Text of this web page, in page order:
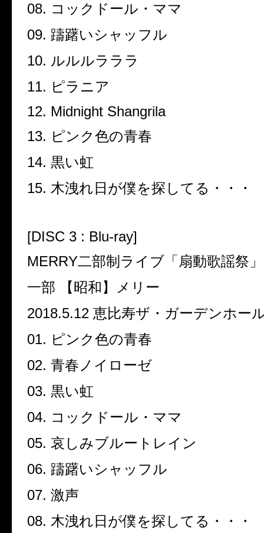
08. コックドール・ママ
09. 躊躇いシャッフル
10. ルルルラララ
11. ピラニア
12. Midnight Shangrila
13. ピンク色の青春
14. 黒い虹
15. 木洩れ日が僕を探してる・・・
[DISC 3 : Blu-ray]
MERRY二部制ライブ「扇動歌謡祭」
一部 【昭和】メリー
2018.5.12 恵比寿ザ・ガーデンホー
01. ピンク色の青春
02. 青春ノイローゼ
03. 黒い虹
04. コックドール・ママ
05. 哀しみブルートレイン
06. 躊躇いシャッフル
07. 激声
08. 木洩れ日が僕を探してる・・・